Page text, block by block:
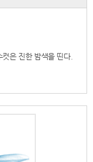
은 진한 밤색을 띤다.